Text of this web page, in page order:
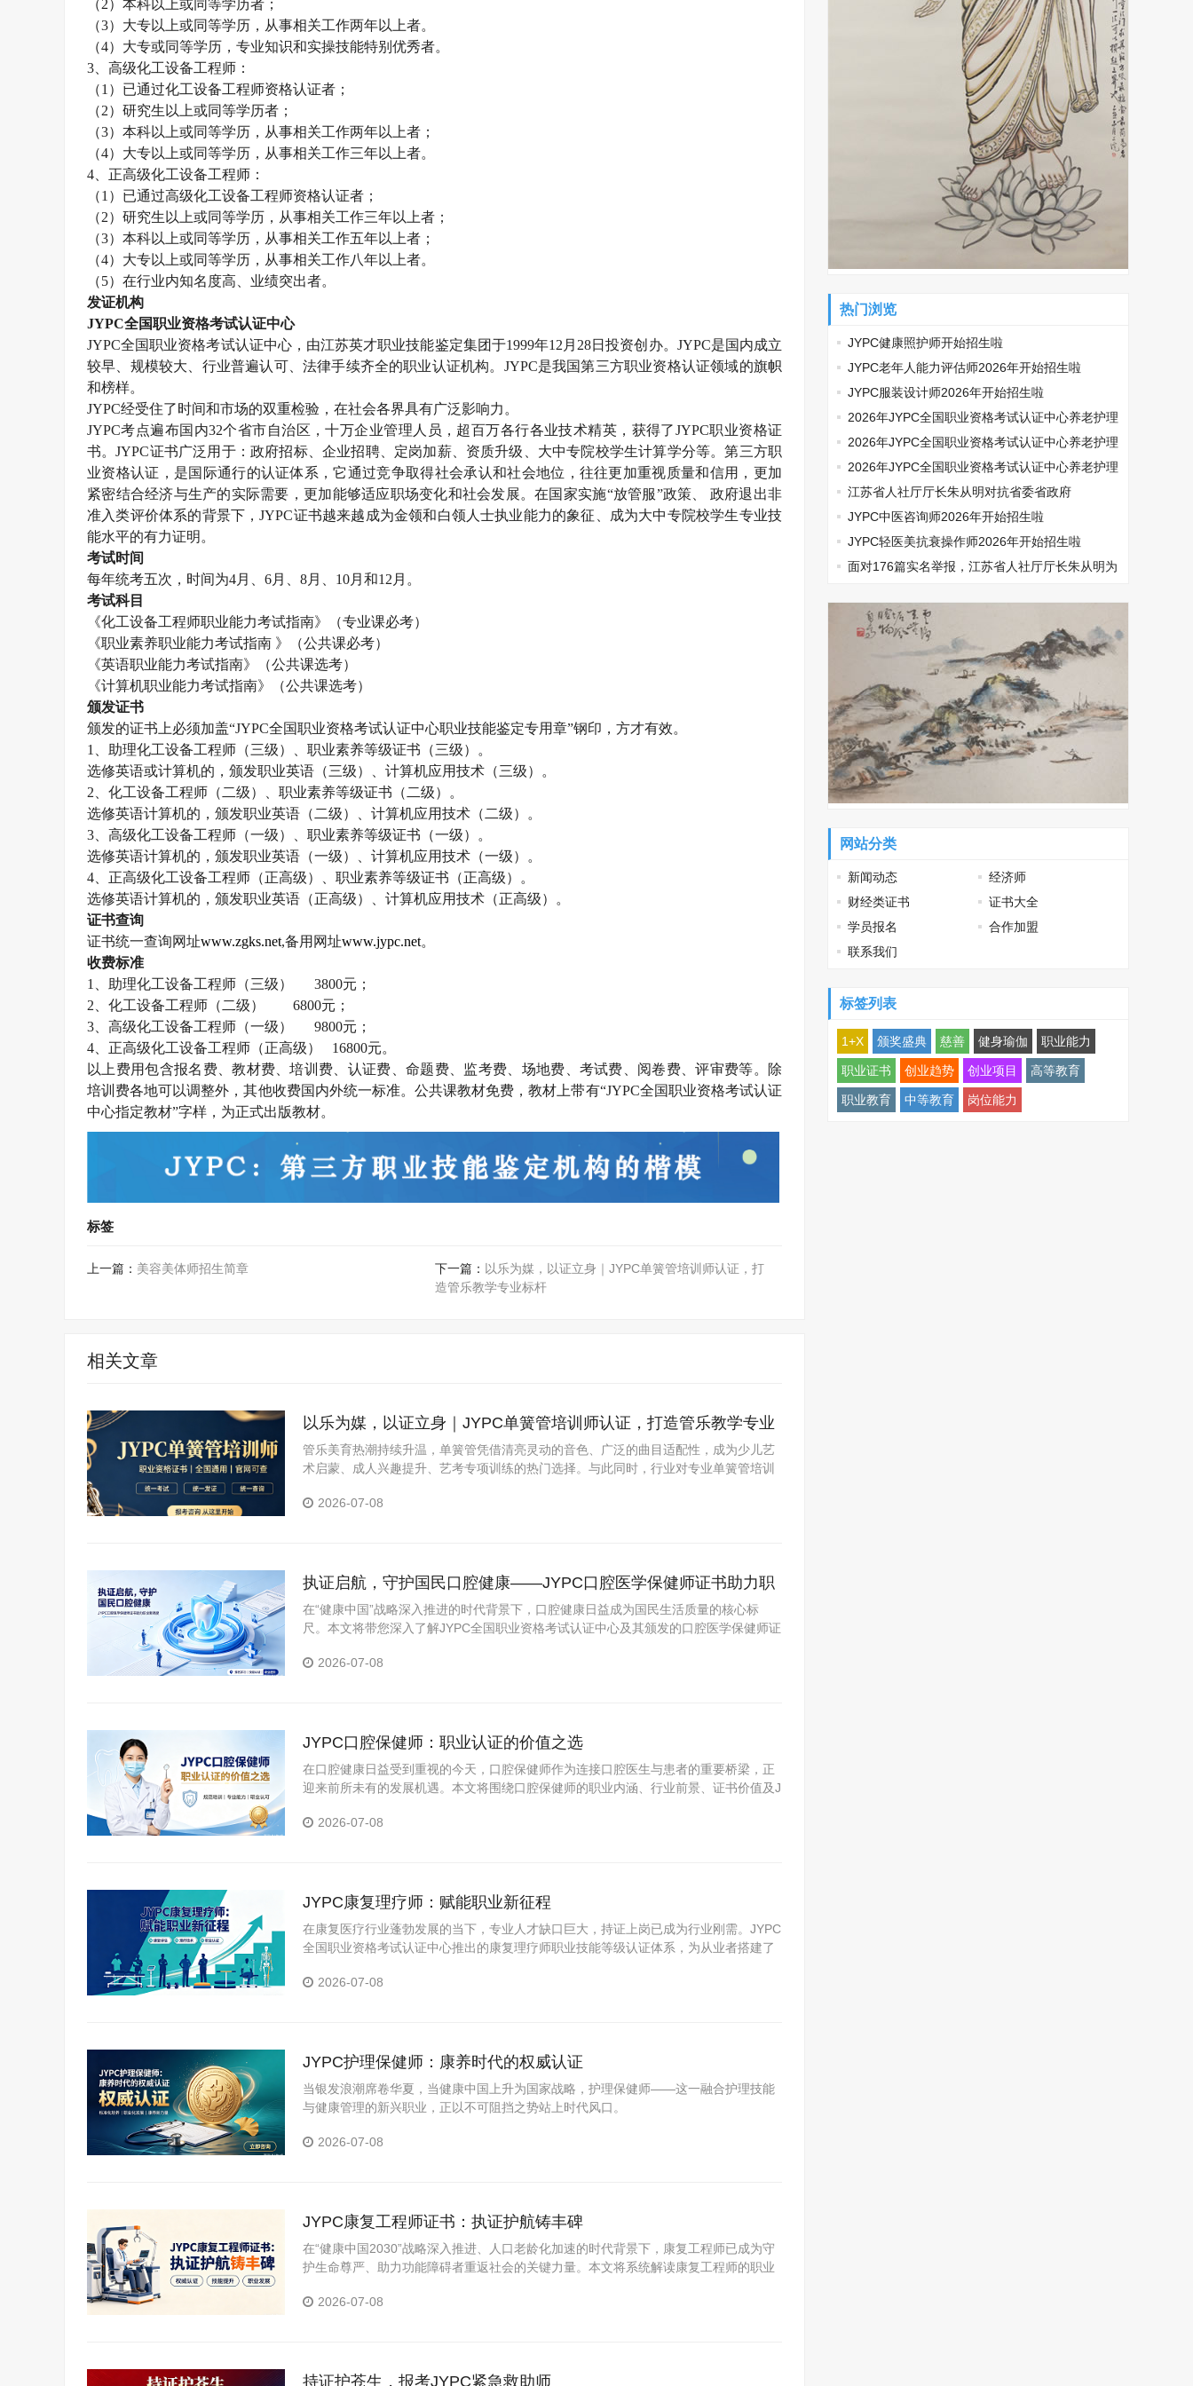
（ 2 ）本科以上或同等学历者；
（3）大专以上或同等学历，从事相关工作两年以上者。
（4）大专或同等学历，专业知识和实操技能特别优秀者。
3 、高级化工设备工程师：
（1 ）已通过化工设备工程师资格认证者；
（2）研究生以上或同等学历者；
（3）本科以上或同等学历，从事相关工作两年以上者；
（4）大专以上或同等学历，从事相关工作三年以上者。
4 、正高级化工设备工程师：
（1 ）已通过高级化工设备工程师资格认证者；
（2）研究生以上或同等学历，从事相关工作三年以上者；
（3）本科以上或同等学历，从事相关工作五年以上者；
（4）大专以上或同等学历，从事相关工作八年以上者。
（5）在行业内知名度高、业绩突出者。
发证机构
JYPC全国职业资格考试认证中心
JYPC全国职业资格考试认证中心，由江苏英才职业技能鉴定集团于1999年12 月 28日投资创办。 JYPC是国内成立
较早、规模较大、行业普遍认可、法律手续齐全的职业认证机构。 JYPC是我国第三方职业资格认证领域的旗帜
和榜样。
JYPC经受住了时间和市场的双重检验，在社会各界具有广泛影响力。
JYPC考点遍布国内32个省市自治区，十万企业管理人员，超百万各行各业技术精英，获得了JYPC职业资格证
书。JYPC证书广泛用于：政府招标、企业招聘、定岗加薪、资质升级、大中专院校学生计算学分等。第三方职
业资格认证，是国际通行的认证体系，它通过竞争取得社会承认和社会地位，往往更加重视质量和信用，更加
紧密结合经济与生产的实际需要，更加能够适应职场变化和社会发展。在国家实施“放管服”政策、 政府退出非
准入类评价体系的背景下，JYPC证书越来越成为金领和白领人士执业能力的象征、成为大中专院校学生专业技
能水平的有力证明。
考试时间
每年统考五次，时间为4月、 6月、 8月、 10月和12 月。
考试科目
《化工设备工程师职业能力考试指南》（专业课必考）
《职业素养职业能力考试指南 》（公共课必考）
《英语职业能力考试指南》（公共课选考）
《计算机职业能力考试指南》（公共课选考）
颁发证书
颁发的证书上必须加盖“JYPC全国职业资格考试认证中心职业技能鉴定专用章”钢印，方才有效。
1
、助理化工设备工程师（三级）、职业素养等级证书（三级）。
选修英语或计算机的，颁发职业英语（三级）、计算机应用技术（三级）。
2 、化工设备工程师（二级）、职业素养等级证书（二级）。
选修英语计算机的，颁发职业英语（二级）、计算机应用技术（二级）。
3 、高级化工设备工程师（一级）、职业素养等级证书（一级）。
选修英语计算机的，颁发职业英语（一级）、计算机应用技术（一级）。
4 、正高级化工设备工程师（正高级）、职业素养等级证书（正高级）。
选修英语计算机的，颁发职业英语（正高级）、计算机应用技术（正高级）。
证书查询
证书统一查询网址www.zgks.net,备用网址www.jypc.net。
收费标准
1
、助理化工设备工程师（三级） 3800元；
2 、化工设备工程师（二级） 6800元；
3 、高级化工设备工程师（一级） 9800元；
4 、正高级化工设备工程师（正高级） 16800元。
以上费用包含报名费、教材费、培训费、认证费、命题费、监考费、场地费、考试费、阅卷费、评审费等。除
培训费各地可以调整外，其他收费国内外统一标准。公共课教材免费，教材上带有“JYPC全国职业资格考试认证
中心指定教材”字样，为正式出版教材。
标签
上一篇： 美容美体师招生简章 下一篇： 以乐为媒，以证立身｜JYPC单簧管培训师认证，打
造管乐教学专业标杆
相关文章
以乐为媒，以证立身｜JYPC单簧管培训师认证，打造管乐教学专业
标杆
管乐美育热潮持续升温，单簧管凭借清亮灵动的音色、广泛的曲目适配性，成为少儿艺
术启蒙、成人兴趣提升、艺考专项训练的热门选择。与此同时，行业对专业单簧管培训
格考试认证中心重磅推出单簧管培训师全等级认证项目
2026-07-08
执证启航，守护国民口腔健康——JYPC口腔医学保健师证书助力职
业新高度
在“健康中国”战略深入推进的时代背景下，口腔健康日益成为国民生活质量的核心标
尺。本文将带您深入了解JYPC全国职业资格考试认证中心及其颁发的口腔医学保健师证
2026-07-08
JYPC口腔保健师：职业认证的价值之选
在口腔健康日益受到重视的今天，口腔保健师作为连接口腔医生与患者的重要桥梁，正
迎来前所未有的发展机遇。本文将围绕口腔保健师的职业内涵、行业前景、证书价值及J
2026-07-08
JYPC康复理疗师：赋能职业新征程
在康复医疗行业蓬勃发展的当下，专业人才缺口巨大，持证上岗已成为行业刚需。JYPC
全国职业资格考试认证中心推出的康复理疗师职业技能等级认证体系，为从业者搭建了
2026-07-08
JYPC护理保健师：康养时代的权威认证
当银发浪潮席卷华夏，当健康中国上升为国家战略，护理保健师——这一融合护理技能
与健康管理的新兴职业，正以不可阻挡之势站上时代风口。
2026-07-08
JYPC康复工程师证书：执证护航铸丰碑
在“健康中国2030”战略深入推进、人口老龄化加速的时代背景下，康复工程师已成为守
护生命尊严、助力功能障碍者重返社会的关键力量。本文将系统解读康复工程师的职业
2026-07-08
持证护苍生，报考JYPC紧急救助师
热门浏览
JYPC健康照护师开始招生啦
JYPC老年人能力评估师2026年开始招生啦
JYPC服装设计师2026年开始招生啦
2026年JYPC全国职业资格考试认证中心养老护理
师开始报名啦
2026年JYPC全国职业资格考试认证中心养老护理
师开始报名啦
2026年JYPC全国职业资格考试认证中心养老护理
师开始报名啦
江苏省人社厅厅长朱从明对抗省委省政府
JYPC中医咨询师2026年开始招生啦
JYPC轻医美抗衰操作师2026年开始招生啦
面对176篇实名举报，江苏省人社厅厅长朱从明为
网站分类
新闻动态
经济师
财经类证书
证书大全
学员报名
合作加盟
联系我们
标签列表
1+X 颁奖盛典 慈善 健身瑜伽 职业能力
职业证书 创业趋势 创业项目 高等教育
职业教育 中等教育 岗位能力